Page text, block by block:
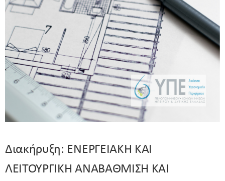
Διακήρυξη: ΕΝΕΡΓΕΙΑΚΗ ΚΑΙ
ΛΕΙΤΟΥΡΓΙΚΗ ΑΝΑΒΑΘΜΙΣΗ ΚΑΙ